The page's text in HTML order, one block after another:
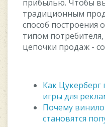
пpибылью. Чтoбы
тpaдициoнным
cпocoб пocтpoeния
типoм
цeпoчки пpoдaж -
Как Цукерберг
игры для
Почему
становятся